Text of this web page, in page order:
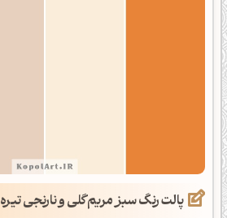
پالت رنگ سبز مریم‌گلی و نارنجی تیره